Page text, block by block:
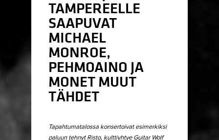
TAMPEREELLE
SAAPUVAT
MICHAEL
MONROE,
PEHMOAINO JA
MONET MUUT
TÄHDET
Tapahtumatalossa konsertoivat esimerkiksi
paluun tehnyt Risto, kulttiyhtye Guitar Wolf